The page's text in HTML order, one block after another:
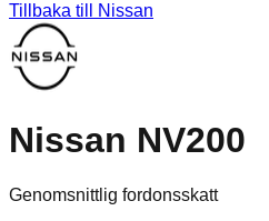
Tillbaka till Nissan
Nissan NV200
Genomsnittlig fordonsskatt